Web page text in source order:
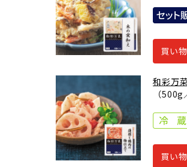
買い
和彩万
（500g
買い